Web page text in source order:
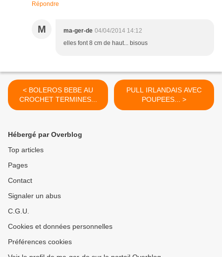
Répondre
M ma-ger-de 04/04/2014 14:12
elles font 8 cm de haut... bisous
< BOLEROS BEBE AU
CROCHET TERMINES...
PULL IRLANDAIS AVEC
POUPEES... >
Hébergé par Overblog
Top articles
Pages
Contact
Signaler un abus
C.G.U.
Cookies et données personnelles
Préférences cookies